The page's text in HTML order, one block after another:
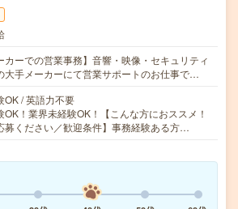
カーでの営業事務】音響・映像・セキュリティ
大手メーカーにて営業サポートのお仕事で…
OK / 英語力不要
OK！業界未経験OK！【こんな方におススメ！
募ください／歓迎条件】事務経験ある方…